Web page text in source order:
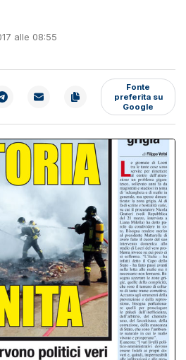
alle 08:55
Fonte
preferita su
Google